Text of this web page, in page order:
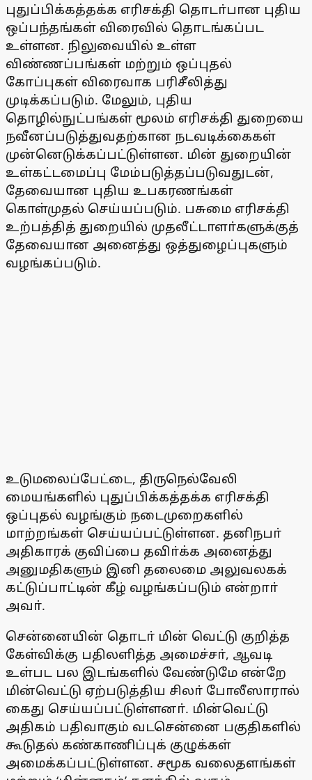
புதுப்பிக்கத்தக்க எரிசக்தி தொடா்பான புதிய
ஒப்பந்தங்கள் விரைவில் தொடங்கப்பட
உள்ளன. நிலுவையில் உள்ள
விண்ணப்பங்கள் மற்றும் ஒப்புதல்
கோப்புகள் விரைவாக பரிசீலித்து
முடிக்கப்படும். மேலும், புதிய
தொழில்நுட்பங்கள் மூலம் எரிசக்தி துறையை
நவீனப்படுத்துவதற்கான நடவடிக்கைகள்
முன்னெடுக்கப்பட்டுள்ளன. மின் துறையின்
உள்கட்டமைப்பு மேம்படுத்தப்படுவதுடன்,
தேவையான புதிய உபகரணங்கள்
கொள்முதல் செய்யப்படும். பசுமை எரிசக்தி
உற்பத்தித் துறையில் முதலீட்டாளா்களுக்குத்
தேவையான அனைத்து ஒத்துழைப்புகளும்
வழங்கப்படும்.
உடுமலைப்பேட்டை, திருநெல்வேலி
மையங்களில் புதுப்பிக்கத்தக்க எரிசக்தி
ஒப்புதல் வழங்கும் நடைமுறைகளில்
மாற்றங்கள் செய்யப்பட்டுள்ளன. தனிநபா்
அதிகாரக் குவிப்பை தவிா்க்க அனைத்து
அனுமதிகளும் இனி தலைமை அலுவலகக்
கட்டுப்பாட்டின் கீழ் வழங்கப்படும் என்றாா்
அவா்.
சென்னையின் தொடா் மின் வெட்டு குறித்த
கேள்விக்கு பதிலளித்த அமைச்சா், ஆவடி
உள்பட பல இடங்களில் வேண்டுமே என்றே
மின்வெட்டு ஏற்படுத்திய சிலா் போலீஸாரால்
கைது செய்யப்பட்டுள்ளனா். மின்வெட்டு
அதிகம் பதிவாகும் வடசென்னை பகுதிகளில்
கூடுதல் கண்காணிப்புக் குழுக்கள்
அமைக்கப்பட்டுள்ளன. சமூக வலைதளங்கள்